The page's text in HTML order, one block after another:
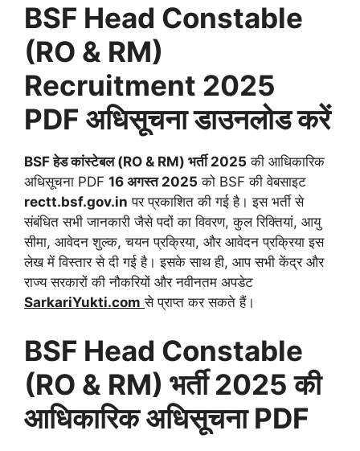
BSF Head Constable
(RO & RM)
Recruitment 2025
PDF अधिसूचना डाउनलोड करें
BSF हेड कांस्टेबल (RO & RM) भर्ती 2025 की आधिकारिक
अधिसूचना PDF 16 अगस्त 2025 को BSF की वेबसाइट
rectt.bsf.gov.in पर प्रकाशित की गई है। इस भर्ती से
संबंधित सभी जानकारी जैसे पदों का विवरण, कुल रिक्तियां, आयु
सीमा, आवेदन शुल्क, चयन प्रक्रिया, और आवेदन प्रक्रिया इस
लेख में विस्तार से दी गई है। इसके साथ ही, आप सभी केंद्र और
राज्य सरकारों की नौकरियों और नवीनतम अपडेट
SarkariYukti.com से प्राप्त कर सकते हैं।
BSF Head Constable
(RO & RM) भर्ती2025की
आधिकारिक अधिसूचनाPDF